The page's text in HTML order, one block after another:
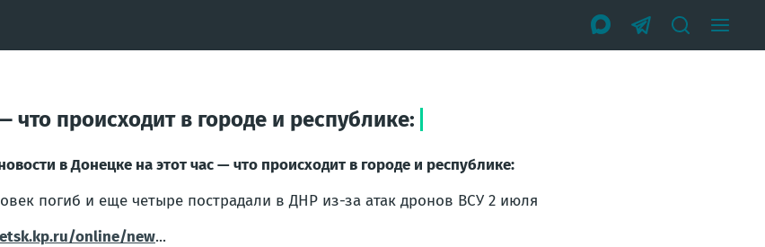
что происходит в городе и республике:
в Донецке на этот час — что происходит в городе и республике:
погиб и еще четыре пострадали в ДНР из-за атак дронов ВСУ 2 июля
online/new...